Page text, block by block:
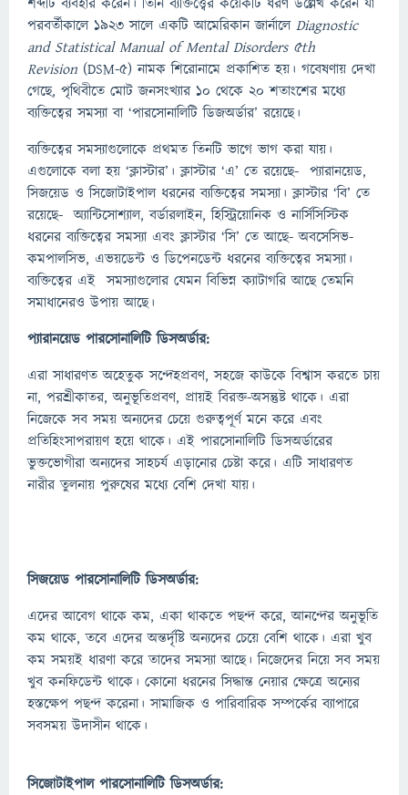
পরবর্তীকালে ১৯২৩ সালে একটি আমেরিকান জার্নালে Diagnostic
and Statistical Manual of Mental Disorders 5th
Revision (DSM-5) নামক শিরোনামে প্রকাশিত হয়। গবেষণায় দেখা
গেছে, পৃথিবীতে মোট জনসংখ্যার ১০ থেকে ২০ শতাংশের মধ্যে
ব্যক্তিত্বের সমস্যা বা ‘পারসোনালিটি ডিজঅর্ডার’ রয়েছে।
ব্যক্তিত্বের সমস্যাগুলোকে প্রথমত তিনটি ভাগে ভাগ করা যায়।
এগুলোকে বলা হয় ‘ক্লাস্টার’। ক্লাস্টার ‘এ’ তে রয়েছে- প্যারানয়েড,
সিজয়েড ও সিজোটাইপাল ধরনের ব্যক্তিত্বের সমস্যা। ক্লাস্টার ‘বি’ তে
রয়েছে- অ্যান্টিসোশ্যাল, বর্ডারলাইন, হিস্ট্রিয়োনিক ও নার্সিসিস্টিক
ধরনের ব্যক্তিত্বের সমস্যা এবং ক্লাস্টার ‘সি’ তে আছে- অবসেসিভ-
কমপালসিভ, এভয়ডেন্ট ও ডিপেনডেন্ট ধরনের ব্যক্তিত্বের সমস্যা।
ব্যক্তিত্বের এই সমস্যাগুলোর যেমন বিভিন্ন ক্যাটাগরি আছে তেমনি
সমাধানেরও উপায় আছে।
প্যারানয়েড পারসোনালিটি ডিসঅর্ডার:
এরা সাধারণত অহেতুক সন্দেহপ্রবণ, সহজে কাউকে বিশ্বাস করতে চায়
না, পরশ্রীকাতর, অনুভূতিপ্রবণ, প্রায়ই বিরক্ত-অসন্তুষ্ট থাকে। এরা
নিজেকে সব সময় অন্যদের চেয়ে গুরুত্বপূর্ণ মনে করে এবং
প্রতিহিংসাপরায়ণ হয়ে থাকে। এই পারসোনালিটি ডিসঅর্ডারের
ভুক্তভোগীরা অন্যদের সাহচর্য এড়ানোর চেষ্টা করে। এটি সাধারণত
নারীর তুলনায় পুরুষের মধ্যে বেশি দেখা যায়।
সিজয়েড পারসোনালিটি ডিসঅর্ডার:
এদের আবেগ থাকে কম, একা থাকতে পছন্দ করে, আনন্দের অনুভূতি
কম থাকে, তবে এদের অন্তর্দৃষ্টি অন্যদের চেয়ে বেশি থাকে। এরা খুব
কম সময়ই ধারণা করে তাদের সমস্যা আছে। নিজেদের নিয়ে সব সময়
খুব কনফিডেন্ট থাকে। কোনো ধরনের সিদ্ধান্ত নেয়ার ক্ষেত্রে অন্যের
হস্তক্ষেপ পছন্দ করেনা। সামাজিক ও পারিবারিক সম্পর্কের ব্যাপারে
সবসময় উদাসীন থাকে।
সিজোটাইপাল পারসোনালিটি ডিসঅর্ডার: